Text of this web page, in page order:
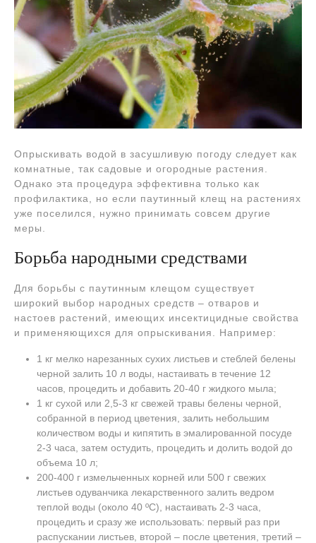
Опрыскивать водой в засушливую погоду следует как
комнатные, так садовые и огородные растения.
Однако эта процедура эффективна только как
профилактика, но если паутинный клещ на растениях
уже поселился, нужно принимать совсем другие
меры.
Борьба народными средствами
Для борьбы с паутинным клещом существует
широкий выбор народных средств – отваров и
настоев растений, имеющих инсектицидные свойства
и применяющихся для опрыскивания. Например:
1 кг мелко нарезанных сухих листьев и стеблей белены
черной залить 10 л воды, настаивать в течение 12
часов, процедить и добавить 20-40 г жидкого мыла;
1 кг сухой или 2,5-3 кг свежей травы белены черной,
собранной в период цветения, залить небольшим
количеством воды и кипятить в эмалированной посуде
2-3 часа, затем остудить, процедить и долить водой до
объема 10 л;
200-400 г измельченных корней или 500 г свежих
листьев одуванчика лекарственного залить ведром
теплой воды (около 40 ºC), настаивать 2-3 часа,
процедить и сразу же использовать: первый раз при
распускании листьев, второй – после цветения, третий –